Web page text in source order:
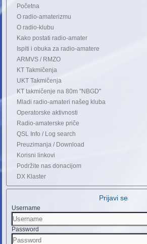
Početna
O radio-amaterizmu
O radio-klubu
Kako postati radio-amater
Ispiti i obuka za radio-amatere
ARMVS / RMZO
KT Takmičenja
UKT Takmičenja
KT takmičenje na 80m "NBGD"
Mladi radio-amateri našeg kluba
Operatorske aktivnosti
Radio-amaterske priče
QSL Info / Log search
Preuzimanja / Download
Korisni linkovi
Podržite nas donacijom
DX Klaster
Prijavi se
Username
Password